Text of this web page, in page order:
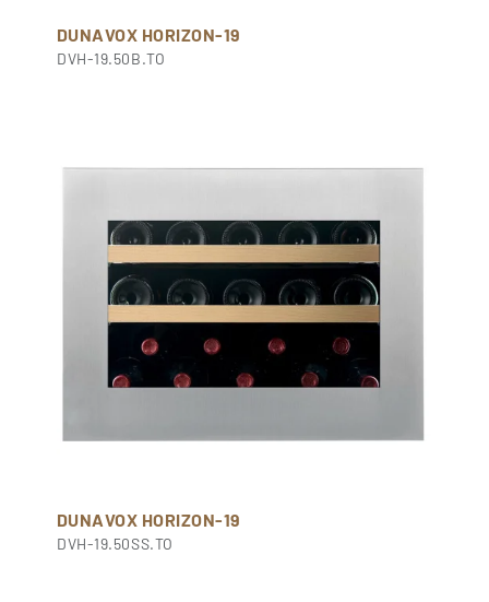
DUNAVOX HORIZON-19
DVH-19.50B.TO
DUNAVOX HORIZON-19
DVH-19.50SS.TO